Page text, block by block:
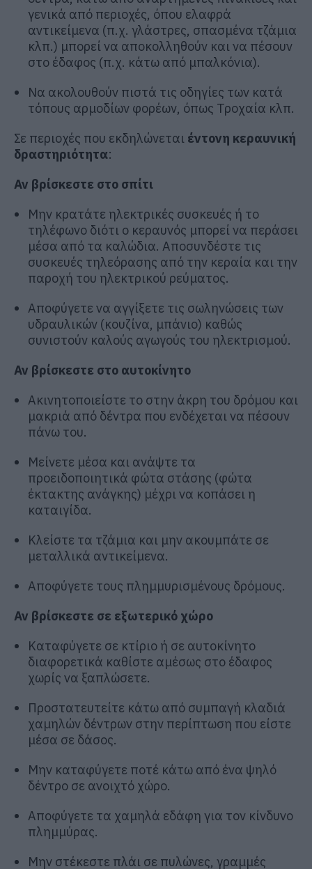
γενικά από περιοχές, όπου ελαφρά
αντικείμενα (π.χ. γλάστρες, σπασμένα τζάμια
κλπ.) μπορεί να αποκολληθούν και να πέσουν
στο έδαφος (π.χ. κάτω από μπαλκόνια).
Να ακολουθούν πιστά τις οδηγίες των κατά
τόπους αρμοδίων φορέων, όπως Τροχαία κλπ.
Σε περιοχές που εκδηλώνεται έντονη κεραυνική
δραστηριότητα:
Αν βρίσκεστε στο σπίτι
Μην κρατάτε ηλεκτρικές συσκευές ή το
τηλέφωνο διότι ο κεραυνός μπορεί να περάσει
μέσα από τα καλώδια. Αποσυνδέστε τις
συσκευές τηλεόρασης από την κεραία και την
παροχή του ηλεκτρικού ρεύματος.
Αποφύγετε να αγγίξετε τις σωληνώσεις των
υδραυλικών (κουζίνα, μπάνιο) καθώς
συνιστούν καλούς αγωγούς του ηλεκτρισμού.
Αν βρίσκεστε στο αυτοκίνητο
Ακινητοποιείστε το στην άκρη του δρόμου και
μακριά από δέντρα που ενδέχεται να πέσουν
πάνω του.
Μείνετε μέσα και ανάψτε τα
προειδοποιητικά φώτα στάσης (φώτα
έκτακτης ανάγκης) μέχρι να κοπάσει η
καταιγίδα.
Κλείστε τα τζάμια και μην ακουμπάτε σε
μεταλλικά αντικείμενα.
Αποφύγετε τους πλημμυρισμένους δρόμους.
Αν βρίσκεστε σε εξωτερικό χώρο
Καταφύγετε σε κτίριο ή σε αυτοκίνητο
διαφορετικά καθίστε αμέσως στο έδαφος
χωρίς να ξαπλώσετε.
Προστατευτείτε κάτω από συμπαγή κλαδιά
χαμηλών δέντρων στην περίπτωση που είστε
μέσα σε δάσος.
Μην καταφύγετε ποτέ κάτω από ένα ψηλό
δέντρο σε ανοιχτό χώρο.
Αποφύγετε τα χαμηλά εδάφη για τον κίνδυνο
πλημμύρας.
Μην στέκεστε πλάι σε πυλώνες, γραμμές